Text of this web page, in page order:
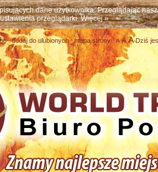
dane użytkownika. Przeglądając
przeglądarki.Więcej »
dodaj do ulubionych mapa strony A A ADziś